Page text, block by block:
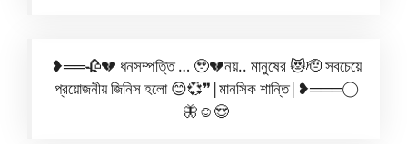
❥══🥀💔 ধনসম্পত্তি … 🥹💔নয়.. মানুষের 😻🫡 সবচেয়ে
প্রয়োজনীয় জিনিস হলো 😊💞❞|মানসিক শান্তি|❥═══◯
🦋☺️😍